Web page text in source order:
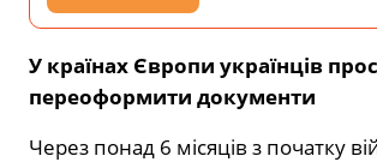
У країнах Європи українців
переоформити документи
Через понад 6 місяців з початку